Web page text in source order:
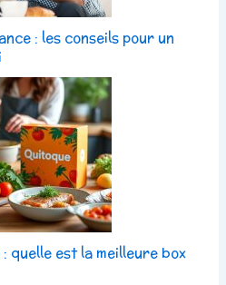
: les conseils pour un
quelle est la meilleure box